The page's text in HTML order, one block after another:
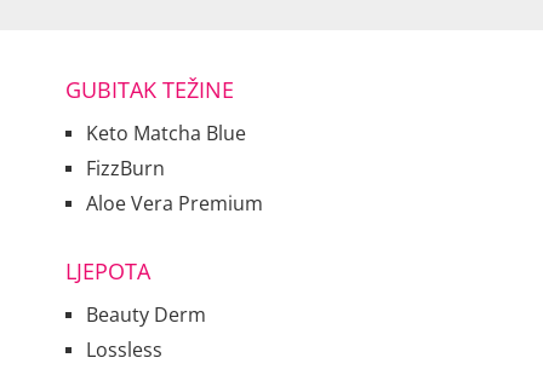
GUBITAK TEŽINE
Keto Matcha Blue
FizzBurn
Aloe Vera Premium
LJEPOTA
Beauty Derm
Lossless